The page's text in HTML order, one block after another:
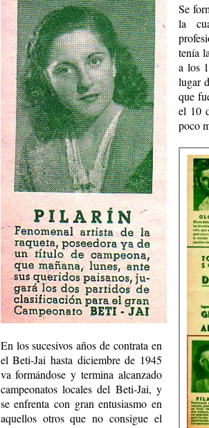
En los sucesivos años de contrata en
el Beti-Jai hasta diciembre de 1945
va formándose y termina alcanzado
campeonatos locales del Beti-Jai, y
se enfrenta con gran entusiasmo en
aquellos otros que no consigue el
Se
la
tenía
a los
lugar
que
el 10
poco